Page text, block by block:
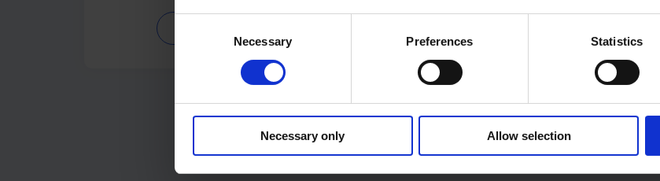
Selection
Necessary Preferences Statistics
Necessary only Allow selection
Consulte o onepager